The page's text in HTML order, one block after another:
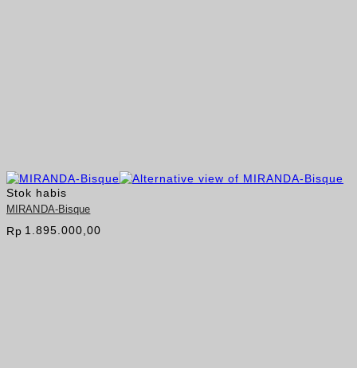
Stok habis
MIRANDA-Bisque
Rp 1.895.000,00